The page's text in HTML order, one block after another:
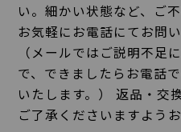
い。細かい状態など、ご
お気軽にお電話にてお問
（メールではご説明不足
で、できましたらお電話
いたします。） 返品・交
ご了承くださいますよう